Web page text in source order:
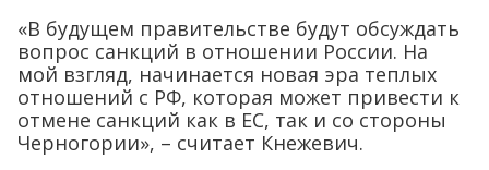
«В будущем правительстве будут обсуждать
вопрос санкций в отношении России. На
мой взгляд, начинается новая эра теплых
отношений с РФ, которая может привести к
отмене санкций как в ЕС, так и со стороны
Черногории», – считает Кнежевич.